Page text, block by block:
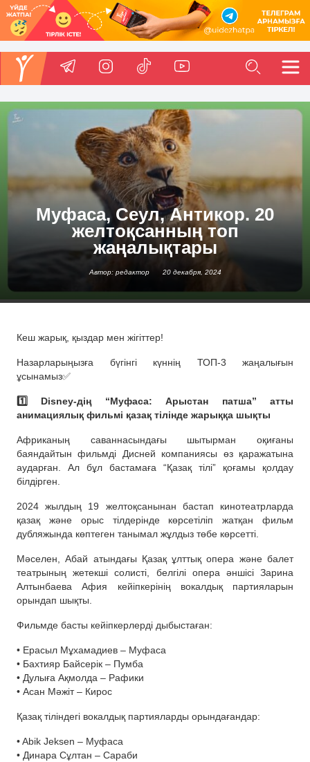
Муфаса, Сеул, Антикор. 20
желтоқсанның топ
жаңалықтары
Автор: редактор 20 декабря, 2024
Кеш жарық, қыздар мен жігіттер!
Назарларыңызға бүгінгі күннің ТОП-3 жаңалығын
ұсынамыз✅
1️⃣ Disney-дің “Муфаса: Арыстан патша” атты
анимациялық фильмі қазақ тілінде жарыққа шықты
Африканың саваннасындағы шытырман оқиғаны
баяндайтын фильмді Дисней компаниясы өз қаражатына
аударған. Ал бұл бастамаға “Қазақ тілі” қоғамы қолдау
білдірген.
2024 жылдың 19 желтоқсанынан бастап кинотеатрларда
қазақ және орыс тілдерінде көрсетіліп жатқан фильм
дубляжында көптеген танымал жұлдыз төбе көрсетті.
Мәселен, Абай атындағы Қазақ ұлттық опера және балет
театрының жетекші солисті, белгілі опера әншісі Зарина
Алтынбаева Афия кейіпкерінің вокалдық партияларын
орындап шықты.
Фильмде басты кейіпкерлерді дыбыстаған:
• Ерасыл Мұхамадиев – Муфаса
• Бахтияр Байсерік – Пумба
• Дулыға Ақмолда – Рафики
• Асан Мәжіт – Кирос
Қазақ тіліндегі вокалдық партияларды орындағандар:
• Abik Jeksen – Муфаса
• Динара Сұлтан – Сараби